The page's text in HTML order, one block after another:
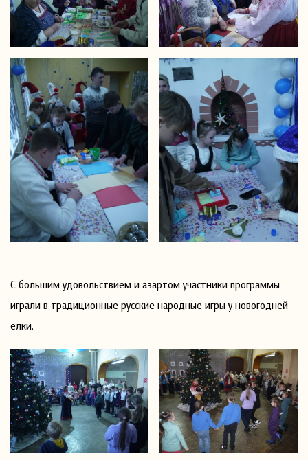
С большим удовольствием и азартом участники программы
играли в традиционные русские народные игры у новогодней
елки.